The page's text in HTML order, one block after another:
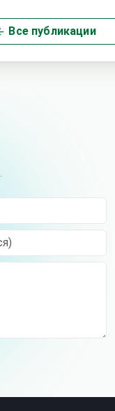
Все публикации